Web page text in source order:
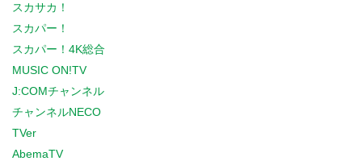
スカサカ！
スカパー！
スカパー！4K総合
MUSIC ON!TV
J:COMチャンネル
チャンネルNECO
TVer
AbemaTV